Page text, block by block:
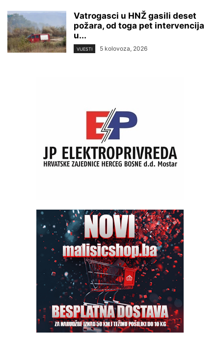
Vatrogasci u HNŽ gasili deset
požara, od toga pet intervencija
u...
VIJESTI 5 kolovoza, 2026